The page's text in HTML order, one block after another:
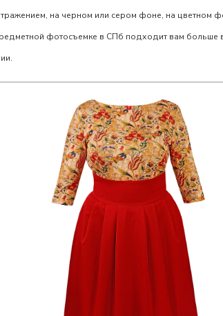
на черном или сером фоне, на цветном
фотосъемке в СПб подходит вам больше